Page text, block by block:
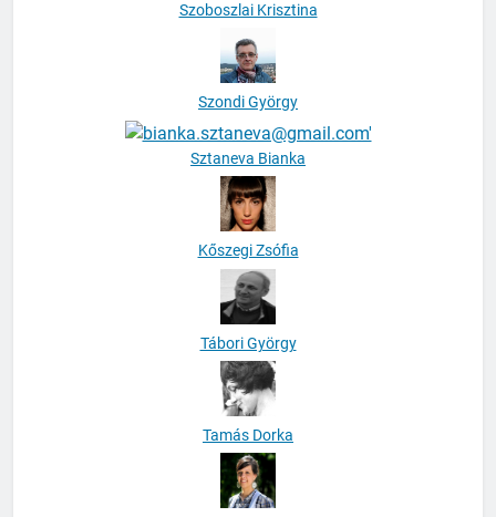
Szoboszlai Krisztina
Szondi György
Sztaneva Bianka
Kőszegi Zsófia
Tábori György
Tamás Dorka